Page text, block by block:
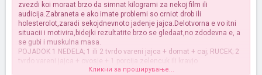
zvezdi koi moraat brzo da simnat kilogrami za nekoj film ili
audicija.Zabraneta e ako imate problemi so crniot drob ili
holesterolot,zaradi sekojdnevnoto jadenje jajca.Delotvorna e vo itni
situacii i motivira,bidejki rezultatite brzo se gledaat,no zdodevna e, a
se gubi i muskulna masa.
POJADOK 1 NEDELA; 1 ili 2 tvrdo vareni jajca + domat + caj; RUCEK; 2
tvrdo vareni jajca + ovosje + 1 porcija zelencuk ili kravjo
sirenje;VECERA; 2 tvrdo vareni jajca + ovosje + zelencuk ili kravjo
Кликни за проширување...